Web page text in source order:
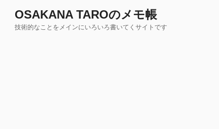
OSAKANA TAROのメモ帳
技術的なことをメインにいろいろ書いてくサイトです